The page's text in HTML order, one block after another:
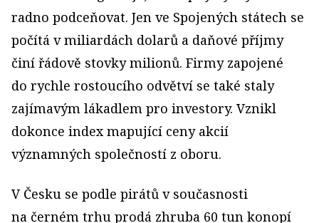
radno podceňovat. Jen ve Spojených státech se
počítá v miliardách dolarů a daňové příjmy
činí řádově stovky milionů. Firmy zapojené
do rychle rostoucího odvětví se také staly
zajímavým lákadlem pro investory. Vznikl
dokonce index mapující ceny akcií
významných společností z oboru.
V Česku se podle pirátů v současnosti
na černém trhu prodá zhruba 60 tun konopí